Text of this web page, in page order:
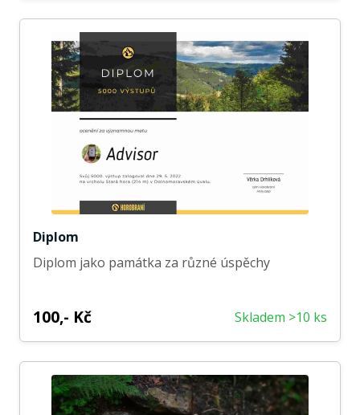
Diplom
Diplom jako památka za různé úspěchy
100,- Kč Skladem >10 ks